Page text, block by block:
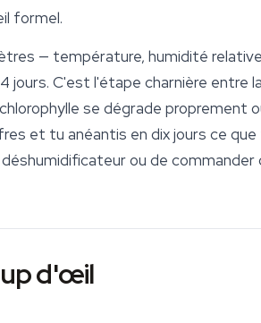
formel.
— température, humidité
jours. C'est l'étape charnière entre
se dégrade proprement
et tu anéantis en dix jours ce
ou de
d'œil